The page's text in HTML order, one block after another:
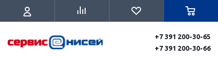
+7 391 200-30-65
+7 391 200-30-66